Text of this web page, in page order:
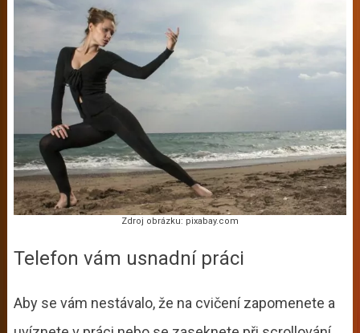
Zdroj obrázku: pixabay.com
Telefon vám usnadní práci
Aby se vám nestávalo, že na cvičení zapomenete a